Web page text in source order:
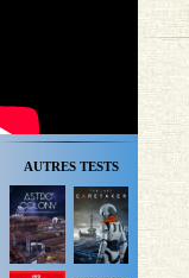
AUTRES TESTS